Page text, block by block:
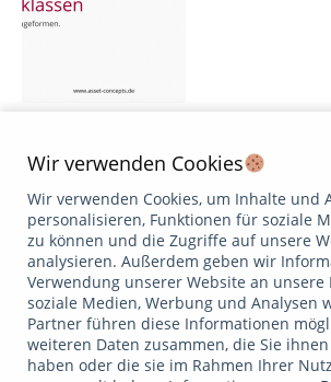
unter dem Gesichtspunkt des
Immobilien – obwohl Aktieninvestments
einen langen Anlagehorizont
eine hohe Illiquidität und hohe Kosten
auch Anleihen bieten bei diesem
vielversprechende Lösungsmöglichkeit.
sogenannten „inflationsindexierten
linked bonds) sind die…
Weiterlesen
Wir verwenden Cookies
Wir verwenden Cookies, um Inhalte und
personalisieren, Funktionen für soziale
zu können und die Zugriffe auf unsere
analysieren. Außerdem geben wir
Verwendung unserer Website an
soziale Medien, Werbung und Analysen
Partner führen diese Informationen
weiteren Daten zusammen, die Sie
haben oder die sie im Rahmen Ihrer